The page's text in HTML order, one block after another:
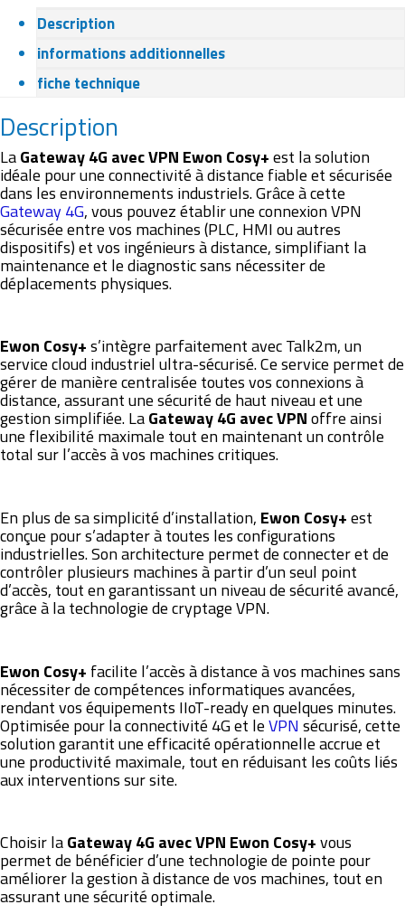
Description
informations additionnelles
fiche technique
Description
LaGateway 4G avec VPN Ewon Cosy+est la solution
idéale pour une connectivité à distance fiable et sécurisée
dans les environnements industriels. Grâce à cette
Gateway 4G, vous pouvez établir une connexion VPN
sécurisée entre vos machines (PLC, HMI ou autres
dispositifs) et vos ingénieurs à distance, simplifiant la
maintenance et le diagnostic sans nécessiter de
déplacements physiques.
Ewon Cosy+s’intègre parfaitement avec Talk2m, un
service cloud industriel ultra-sécurisé. Ce service permet de
gérer de manière centralisée toutes vos connexions à
distance, assurant une sécurité de haut niveau et une
gestion simplifiée. LaGateway 4G avec VPNoffre ainsi
une flexibilité maximale tout en maintenant un contrôle
total sur l’accès à vos machines critiques.
En plus de sa simplicité d’installation, Ewon Cosy+est
conçue pour s’adapter à toutes les configurations
industrielles. Son architecture permet de connecter et de
contrôler plusieurs machines à partir d’un seul point
d’accès, tout en garantissant un niveau de sécurité avancé,
grâce à la technologie de cryptage VPN.
Ewon Cosy+ facilite l’accès à distance à vos machines sans
nécessiter de compétences informatiques avancées,
rendant vos équipements IIoT-ready en quelques minutes.
Optimisée pour la connectivité 4G et leVPN sécurisé, cette
solution garantit une efficacité opérationnelle accrue et
une productivité maximale, tout en réduisant les coûts liés
aux interventions sur site.
Choisir laGateway 4G avec VPN Ewon Cosy+vous
permet de bénéficier d’une technologie de pointe pour
améliorer la gestion à distance de vos machines, tout en
assurant une sécurité optimale.